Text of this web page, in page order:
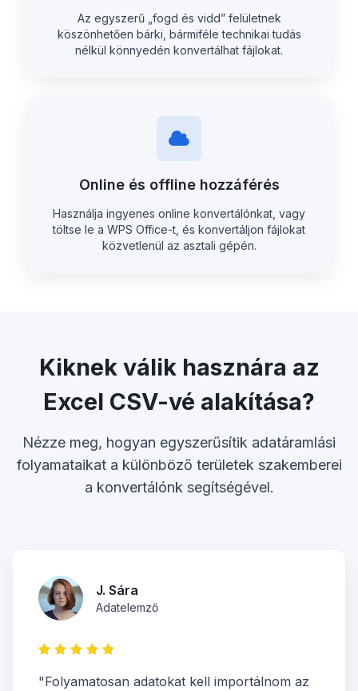
Az egyszerű „fogd és vidd” felületnek
köszönhetően bárki, bármiféle technikai tudás
nélkül könnyedén konvertálhat fájlokat.
Online és offline hozzáférés
Használja ingyenes online konvertálónkat, vagy
töltse le a WPS Office-t, és konvertáljon fájlokat
közvetlenül az asztali gépén.
Kiknek válik hasznára az
Excel CSV-vé alakítása?
Nézze meg, hogyan egyszerűsítik adatáramlási
folyamataikat a különböző területek szakemberei
a konvertálónk segítségével.
J. Sára
Adatelemző
"Folyamatosan adatokat kell importálnom az